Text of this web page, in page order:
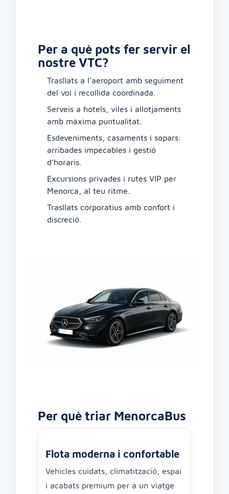
Per a què pots fer servir el
nostre VTC?
Trasllats a l’aeroport amb seguiment
del vol i recollida coordinada.
Serveis a hotels, viles i allotjaments
amb màxima puntualitat.
Esdeveniments, casaments i sopars:
arribades impecables i gestió
d’horaris.
Excursions privades i rutes VIP per
Menorca, al teu ritme.
Trasllats corporatius amb confort i
discreció.
Per què triar MenorcaBus
Flota moderna i confortable
Vehicles cuidats, climatització, espai
i acabats premium per a un viatge